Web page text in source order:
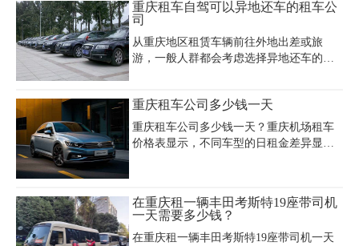
司机、保险、异地还车等选项，部分公司
针对外地客户推出满10天免接送机等增值
服务。Jeep牧马人凭借硬核越野性能，成为
川藏线穿越、户外探险的热门选择，租赁
激烈，建议对比多家公司报价与服务细
节，结合行程需求选择四驱版或高配车
型，灵活搭配日租、月租方案，兼顾
重庆租车自驾可以异地还车的租车公
司
从重庆地区租赁车辆前往外地出差或旅
游，一般人群都会考虑选择异地还车的方
不那么的疲惫，而且一定程度上来说也节
省了一些旅途当中的费用。重庆租车自驾
可以异地还车的租车公司有哪些？重庆租
重庆租车公司多少钱一天
重庆租车公司多少钱一天？重庆机场租车
价格表显示，不同车型的日租金差异显
等中巴车日租可达1000元。重庆机场租车
一天多少钱受车型、租期及节假日影响，
例如春节期间中档商务车日租约400-700
在重庆租一辆丰田考斯特19座带司机
一天需要多少钱？
在重庆租一辆丰田考斯特19座带司机一天